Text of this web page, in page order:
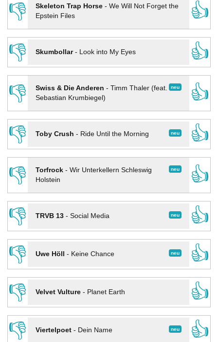
👎
Skeleton Trap Horse- We Will Not Forget the
Epstein Files
👍
👎
Skumbollar- Look into My Eyes
👍
👎
neu
Swiss & Die Anderen - Timm Thaler (feat.
Sebastian Krumbiegel)
👍
👎
neu
Toby Crush - Ride Until the Morning
👍
👎
neu
Torfrock- Wir Unterkellern Schleswig
Holstein
👍
👎
neu
TRVB 13- Social Media
👍
👎
neu
Uwe Höll - Keine Chance
👍
👎
Velvet Vulture- Planet Earth
👍
👎
neu
Viertelpoet- Dein Name
👍